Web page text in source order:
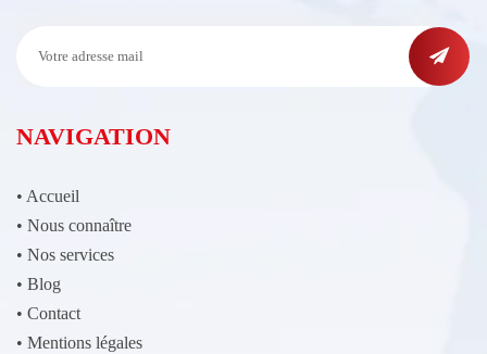
NAVIGATION
• Accueil
• Nous connaître
• Nos services
• Blog
• Contact
• Mentions légales